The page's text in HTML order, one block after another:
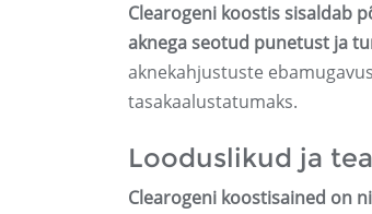
Clearogeni koostis sisaldab
aknega seotud punetust ja
aknekahjustuste
tasakaalustatumaks.
Looduslikud ja
Clearogeni koostisained on